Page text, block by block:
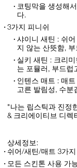
코팅막을 생성해
다.
3가지 피니쉬
샤이니 새틴 : 쉬
지 않는 산뜻함,
실키 새틴 : 크리
는 포뮬러, 부드럽
인텐스 매트 : 매
고른 발림성, 수분
"나는 립스틱과 진정
& 크리에이티브 디렉
상세정보:
쉬어/새틴/매트 3가
모든 스킨톤 사용 가